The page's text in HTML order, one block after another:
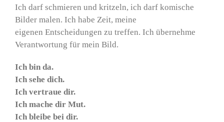
Ich darf schmieren und kritzeln, ich darf komische
Bilder malen. Ich habe Zeit, meine
eigenen Entscheidungen zu treffen. Ich übernehme
Verantwortung für mein Bild.
Ich bin da.
Ich sehe dich.
Ich vertraue dir.
Ich mache dir Mut.
Ich bleibe bei dir.